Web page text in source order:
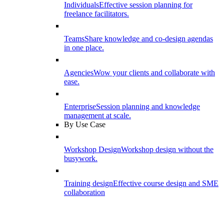
IndividualsEffective session planning for
freelance facilitators.
TeamsShare knowledge and co-design agendas
in one place.
AgenciesWow your clients and collaborate with
ease.
EnterpriseSession planning and knowledge
management at scale.
By Use Case
Workshop DesignWorkshop design without the
busywork.
Training designEffective course design and SME
collaboration